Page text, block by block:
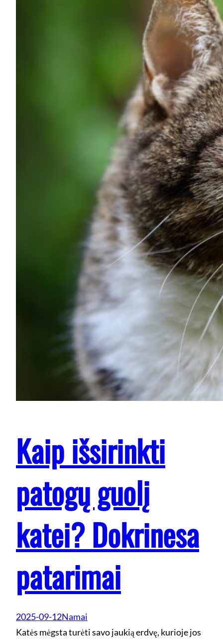
Kaip išsirinkti
patogų guolį
katei? Dokrinesa
patarimai
2025-09-12Namai
Katės mėgsta turėti savo jaukią erdvę, kurioje jos